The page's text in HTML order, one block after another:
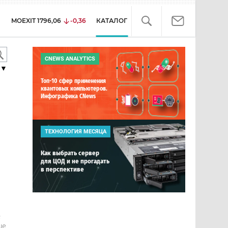
MOEXIT 1796,06 -0,36 КАТАЛОГ
▼
CNEWS ANALYTICS
Топ-10 сфер применения
квантовых компьютеров.
Инфографика CNews
ТЕХНОЛОГИЯ МЕСЯЦА
Как выбрать сервер
для ЦОД и не прогадать
в перспективе